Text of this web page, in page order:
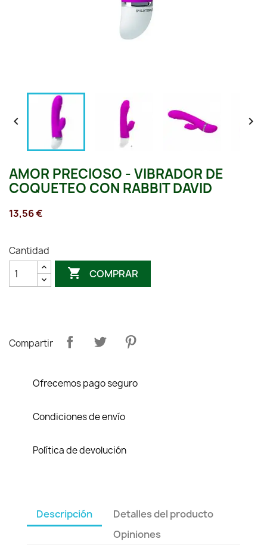
 
AMOR PRECIOSO - VIBRADOR DE
COQUETEO CON RABBIT DAVID
13,56 €
Cantidad
 COMPRAR
Compartir
Ofrecemos pago seguro
Condiciones de envío
Política de devolución
Descripción
Detalles del producto
Opiniones